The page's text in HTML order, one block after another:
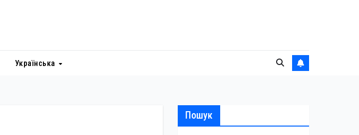
Українська
Пошук